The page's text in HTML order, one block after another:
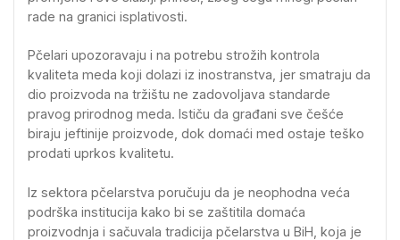
rade na granici isplativosti.
Pčelari upozoravaju i na potrebu strožih kontrola
kvaliteta meda koji dolazi iz inostranstva, jer smatraju da
dio proizvoda na tržištu ne zadovoljava standarde
pravog prirodnog meda. Ističu da građani sve češće
biraju jeftinije proizvode, dok domaći med ostaje teško
prodati uprkos kvalitetu.
Iz sektora pčelarstva poručuju da je neophodna veća
podrška institucija kako bi se zaštitila domaća
proizvodnja i sačuvala tradicija pčelarstva u BiH, koja je